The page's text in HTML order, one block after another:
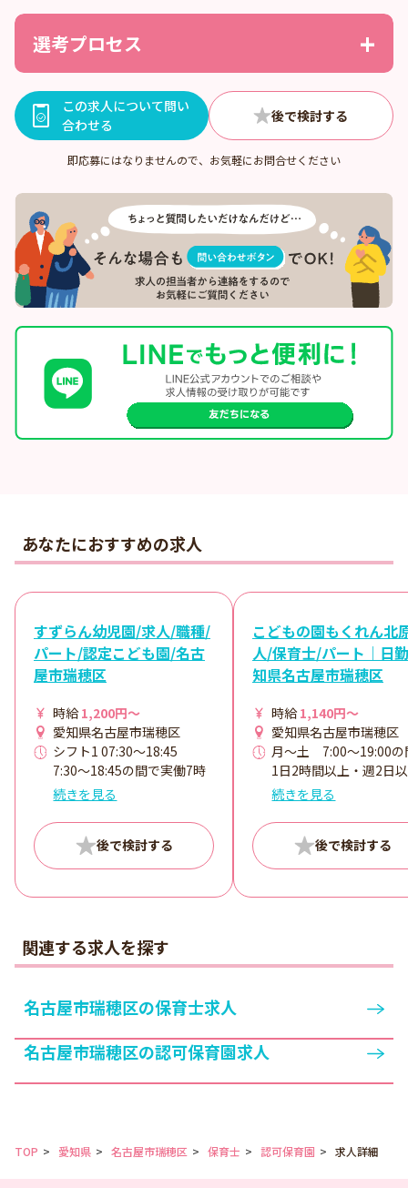
選考プロセス
この求人について問い
合わせる
即応募にはなりませんので、お気軽にお問合せください
あなたにおすすめの求人
すずらん幼児園/求人/職種/
パート/認定こども園/名古
屋市瑞穂区
時給 1,200円～
愛知県名古屋市瑞穂区
シフト1 07:30～18:45
7:30～18:45の間で実働7時
間30分のシフト制
続きを見る
こどもの園もくれん北
人/保育士/パート｜日
知県名古屋市瑞穂区
時給 1,140円～
愛知県名古屋市瑞穂区
月～土 7:00～19:00の
1日2時間以上・週2日
のシフトに入れる方 ※
ト例＞ 8:30～16:00
9:00 17:00～19:00 ほ
フトは応相談です。 ◆
ことはなく、持ち帰り
時間内に事務作業時間
育をしており、先生一
とりの負担軽減してい
す。 ◆活躍中の先生か
ができる環境です。
続きを見る
関連する求人を探す
名古屋市瑞穂区の保育士求人
名古屋市瑞穂区の認可保育園求人
TOP 愛知県 名古屋市瑞穂区 保育士 認可保育園 求人詳細